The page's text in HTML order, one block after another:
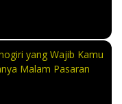
yang Wajib Kamu
Malam Pasaran